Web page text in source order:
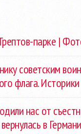
парке |
советским
флага.
нас от
в